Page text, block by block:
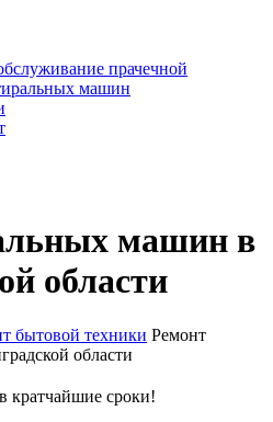
прачечной
машин
машин в
области
бытовой техники Ремонт
области
кратчайшие сроки!